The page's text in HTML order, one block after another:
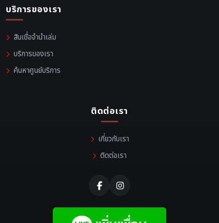
บริการของเรา
สินเชื่อจำนำเล่ม
บริการของเรา
ค้นหาศูนย์บริการ
ติดต่อเรา
เกี่ยวกับเรา
ติดต่อเรา